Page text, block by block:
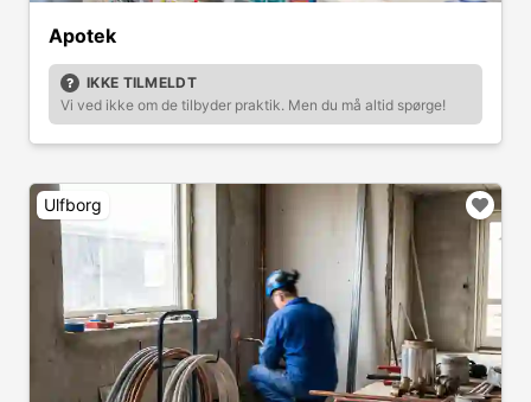
Apotek
IKKE TILMELDT
Vi ved ikke om de tilbyder praktik. Men du må altid spørge!
Ulfborg